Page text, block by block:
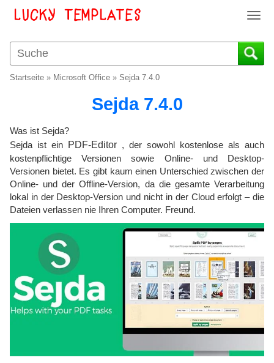
T
g
g
g
a
Startseite » Microsoft Office » Sejda 7.4.0
Sejda 7.4.0
Was ist Sejda?
Sejda ist ein PDF-Editor , der sowohl kostenlose als auch
kostenpflichtige Versionen sowie Online- und Desktop-
Versionen bietet. Es gibt kaum einen Unterschied zwischen der
Online- und der Offline-Version, da die gesamte Verarbeitung
lokal in der Desktop-Version und nicht in der Cloud erfolgt – die
Dateien verlassen nie Ihren Computer. Freund.